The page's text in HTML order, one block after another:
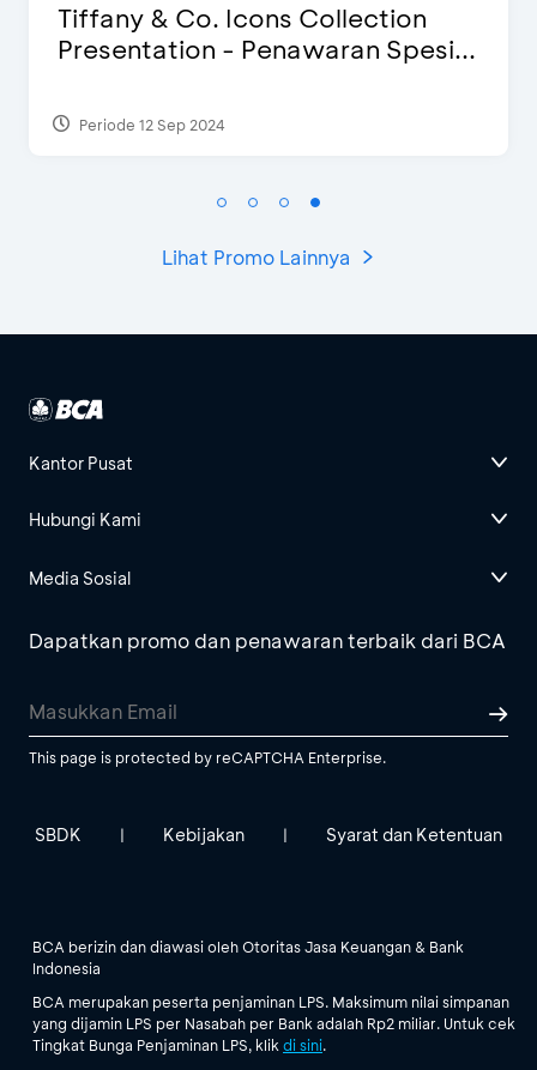
& Co. Icons Collection
- Penawaran Spesi...
12 Sep 2024
Lihat Promo Lainnya
Kantor Pusat
Hubungi Kami
Media Sosial
Dapatkan promo dan penawaran terbaik dari BCA
This page is protected by reCAPTCHA Enterprise.
SBDK | Kebijakan | Syarat dan Ketentuan
BCA berizin dan diawasi oleh Otoritas Jasa Keuangan & Bank
Indonesia
BCA merupakan peserta penjaminan LPS. Maksimum nilai simpanan
yang dijamin LPS per Nasabah per Bank adalah Rp2 miliar. Untuk cek
Tingkat Bunga Penjaminan LPS, klik di sini.